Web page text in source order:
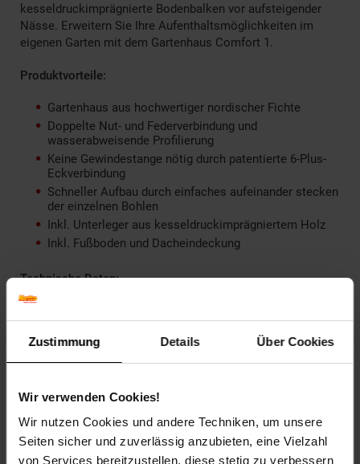
Zustimmung Details Über Cookies
Wir verwenden Cookies!
Wir nutzen Cookies und andere Techniken, um unsere
Seiten sicher und zuverlässig anzubieten, eine Vielzahl
von Services bereitzustellen, diese stetig zu verbessern
kesseldruckimprägnierte Bodenbalken vor aufsteigender
Nässe. Erweitern Sie Ihre Aufenthaltsmöglichkeiten im
eigenen Garten mit dem Gartenhaus Comfort 1.
Produktvorteile:
Gartenhaus aus hochwertiger nordischer Fichte
Doppelte Nut- und Federverbindung und
wasserabweisende Profilierung
Keine Gewindestange nötig durch patentierte 6-Plus-
Eckverbindung
Schneller Aufbau durch einfaches aufeinander stecken
der einzelnen Bohlen
Inkl. Unterleger aus kesseldruckimprägniertem Holz
Inkl. Fußboden und Dacheindeckung
Technische Daten:
Dach Materialstärke: 19 mm
Dachbreite: 320 cm
Dachform: Satteldach
Dachtiefe: 320 cm
Dachtyp: Massivholzdach
Durchgangsmaß Breite: 140 cm